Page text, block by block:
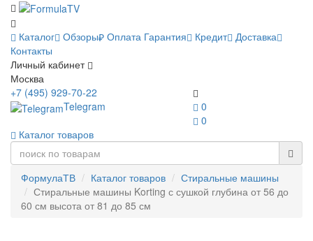
Каталог Обзоры Оплата Гарантия Кредит Доставка
Контакты
Личный кабинет
Москва
0
0
+7 (495) 929-70-22
Telegram
Каталог товаров
ФормулаТВ Каталог товаров
Стиральные машины
Стиральные машины Korting с сушкой глубина от 56 до
60 см высота от 81 до 85 см